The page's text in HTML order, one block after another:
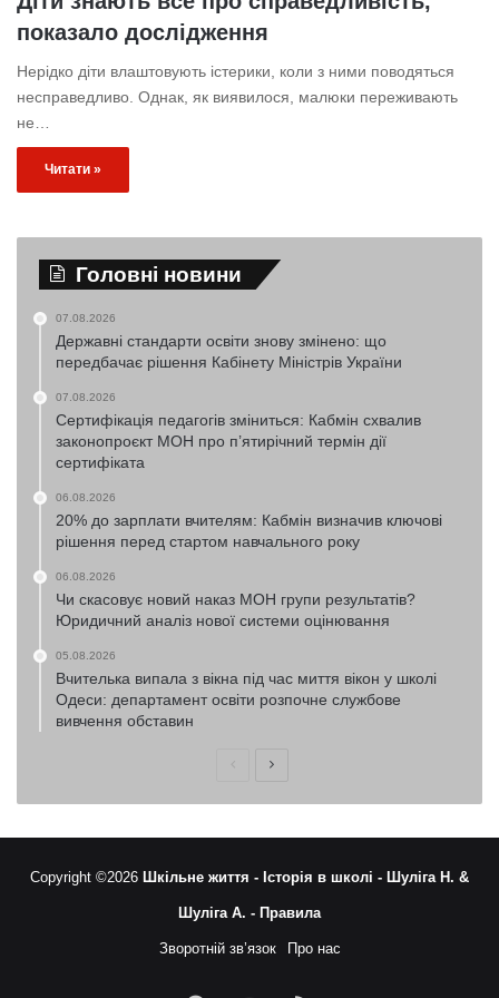
показало дослідження
Нерідко діти влаштовують істерики, коли з ними поводяться
несправедливо. Однак, як виявилося, малюки переживають
не…
Читати »
Головні новини
07.08.2026
Державні стандарти освіти знову змінено: що
передбачає рішення Кабінету Міністрів України
07.08.2026
Сертифікація педагогів зміниться: Кабмін схвалив
законопроєкт МОН про п’ятирічний термін дії
сертифіката
06.08.2026
20% до зарплати вчителям: Кабмін визначив ключові
рішення перед стартом навчального року
06.08.2026
Чи скасовує новий наказ МОН групи результатів?
Юридичний аналіз нової системи оцінювання
05.08.2026
Вчителька випала з вікна під час миття вікон у школі
Одеси: департамент освіти розпочне службове
вивчення обставин
ПопередняНаступна
Copyright ©2026 Шкільне життя - Історія в школі - Шуліга Н. &
Шуліга А. - Правила
Зворотній зв’язок Про нас